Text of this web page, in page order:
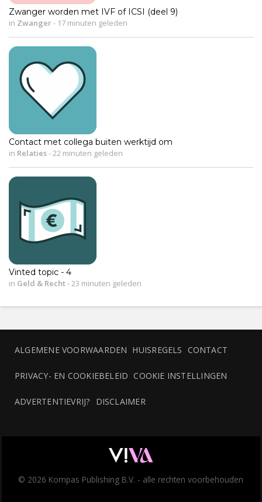
Zwanger worden met IVF of ICSI (deel 9)
in Zwanger- 17 minuten geleden
Contact met collega buiten werktijd om
in Relaties- 22 minuten geleden
Vinted topic - 4
in Geld & Recht- 23 minuten geleden
ALGEMENE VOORWAARDEN HUISREGELS CONTACT
PRIVACY- EN COOKIEBELEID COOKIE INSTELLINGEN
ADVERTENTIEVRIJ? DISCLAIMER
© 2026 Kompas Publishing B.V. - alle rechten voorbehouden